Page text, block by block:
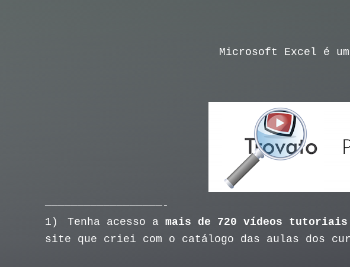
Microsoft Excel é
——————————————————-
1)
Tenha acesso a mais de 720 vídeos tutoriais
site que criei com o catálogo das aulas dos